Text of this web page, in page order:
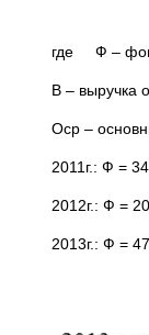
где Ф –
В – выручка
Оср –
2011г.: Ф =
2012г.: Ф =
2013г.: Ф =